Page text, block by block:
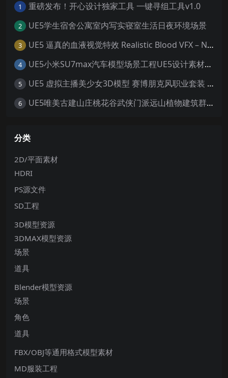
1 重磅发布！开心设计独家工具 一键寻组工具v1.0
2 UE5学生宿舍公寓室内写实寝室生活日夜环境场景
3 UE5 逼真的血液视觉特效 Realistic Blood VFX – Niagara Blood Effects
4 UE5小米SU7max汽车模型场景工程UE5设计素材写实风格汽车工程
5 UE5 虚拟主播美少女3D模型 赛博朋克风职业套装 游戏角色素材
6 UE5唯美古建山庄桃花谷武侠门派远山植物建筑群寺庙宫殿场景
分类
2D/平面素材
HDRI
PS源文件
SD工程
3D模型资源
3DMAX模型资源
场景
道具
Blender模型资源
场景
角色
道具
FBX/OBJ等通用格式模型素材
MD服装工程